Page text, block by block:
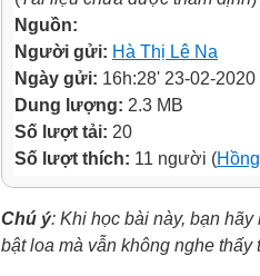
Nguồn:
Người gửi: Hà Thị Lê Na
Ngày gửi: 16h:28' 23-02-2020
Dung lượng: 2.3 MB
Số lượt tải: 20
Số lượt thích: 11 người (
Chú ý: Khi học bài này, bạn
bật loa mà vẫn không nghe